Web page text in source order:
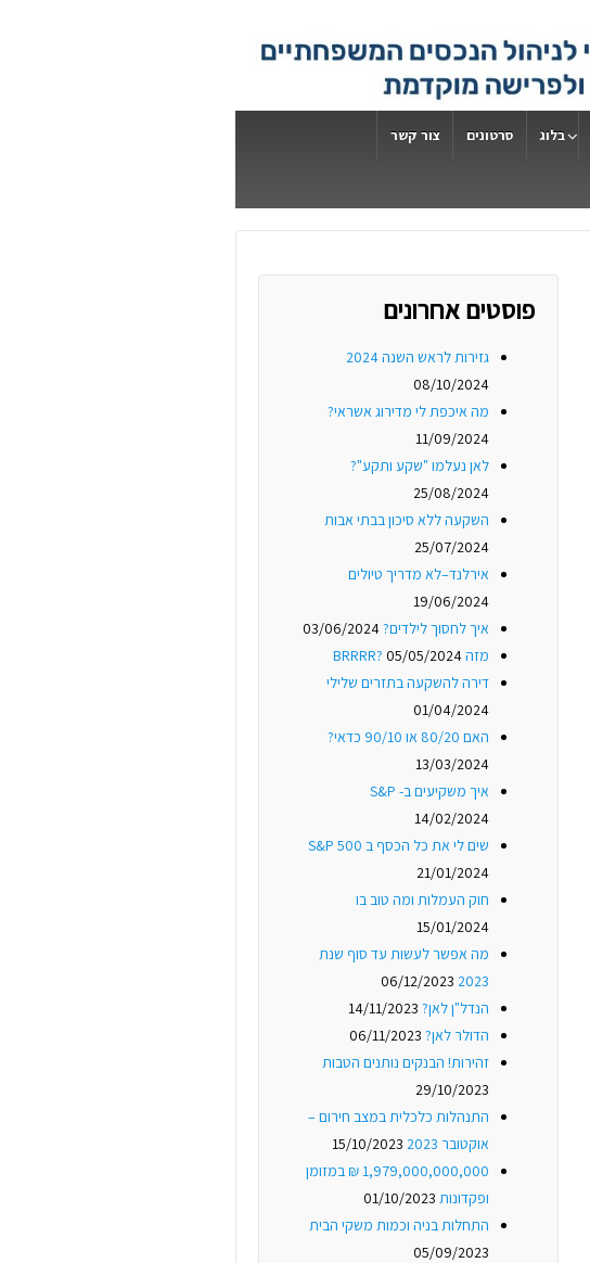
בלוג סרטונים צור קשר
פוסטים אחרונים
גזירות לראש השנה 2024
08/10/2024
מה איכפת לי מדירוג אשראי?
11/09/2024
לאן נעלמו "שקע ותקע"?
25/08/2024
השקעה ללא סיכון בבתי אבות
25/07/2024
אירלנד–לא מדריך טיולים
19/06/2024
איך לחסוך לילדים?03/06/2024
מזה BRRRR?05/05/2024
דירה להשקעה בתזרים שלילי
01/04/2024
האם 80/20 או 90/10 כדאי?
13/03/2024
איך משקיעים ב- S&P
14/02/2024
שים לי את כל הכסף ב S&P 500
21/01/2024
חוק העמלות ומה טוב בו
15/01/2024
מה אפשר לעשות עד סוף שנת
2023
06/12/2023
הנדל"ן לאן? 14/11/2023
הדולר לאן? 06/11/2023
זהירות! הבנקים נותנים הטבות
29/10/2023
התנהלות כלכלית במצב חירום –
אוקטובר 2023
15/10/2023
1,979,000,000,000 ₪ במזומן
ופקדונות 01/10/2023
התחלות בניה וכמות משקי הבית
05/09/2023